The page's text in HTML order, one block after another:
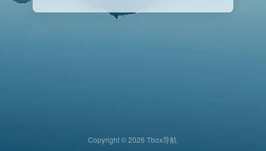
Copyright © 2026 Tbox导航